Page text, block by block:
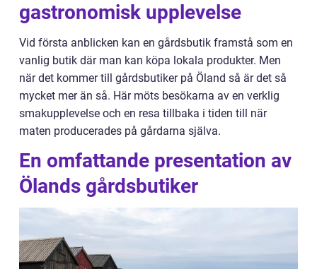
gastronomisk upplevelse
Vid första anblicken kan en gårdsbutik framstå som en
vanlig butik där man kan köpa lokala produkter. Men
när det kommer till gårdsbutiker på Öland så är det så
mycket mer än så. Här möts besökarna av en verklig
smakupplevelse och en resa tillbaka i tiden till när
maten producerades på gårdarna själva.
En omfattande presentation av
Ölands gårdsbutiker